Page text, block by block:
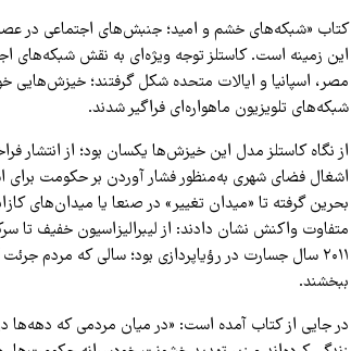
مصر، اسپانیا و ایالات متحده شکل گرفتند؛ خیزش‌هایی
شبکه‌های تلویزیون ماهواره‌ای فراگیر شدند.
از نگاه کاستلز مدل این خیزش‌ها یکسان بود؛ از انتشار
اشغال فضای شهری به‌منظور فشار آوردن بر حکومت برای
بحرین گرفته تا «میدان تغییر» در صنعا یا میدان‌های
متفاوت واکنش نشان دادند: از لیبرالیزاسیون خفیف
۲۰۱۱ سال جسارت در رؤیاپردازی بود؛ سالی که مردم
ببخشند.
در جایی از کتاب آمده است: «در میان مردمی که دهه‌ها